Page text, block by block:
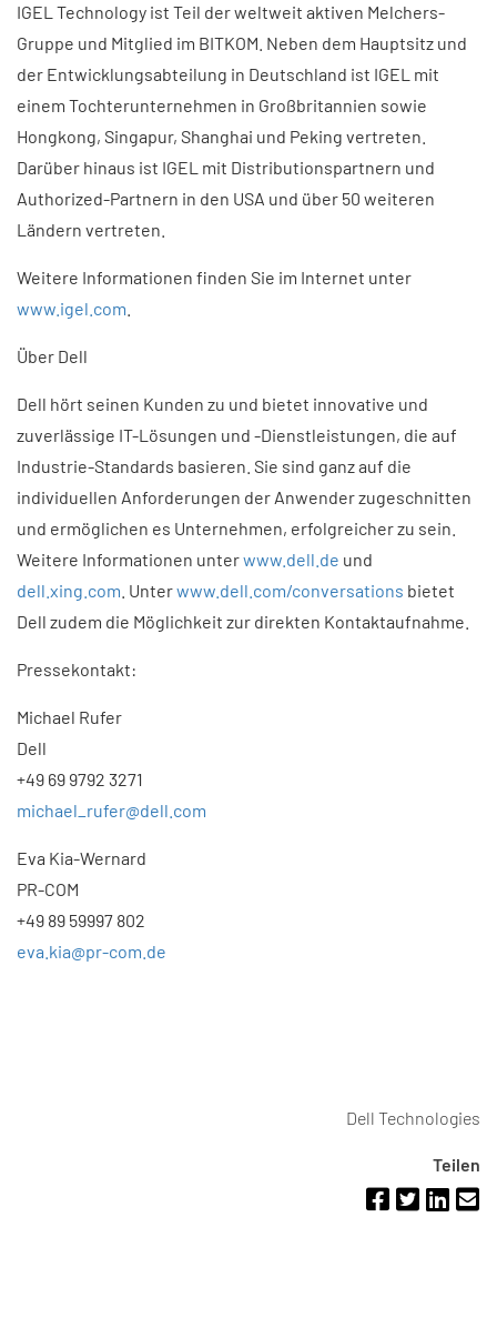
IGEL Technology ist Teil der weltweit aktiven Melchers-
Gruppe und Mitglied im BITKOM. Neben dem Hauptsitz und
der Entwicklungsabteilung in Deutschland ist IGEL mit
einem Tochterunternehmen in Großbritannien sowie
Hongkong, Singapur, Shanghai und Peking vertreten.
Darüber hinaus ist IGEL mit Distributionspartnern und
Authorized-Partnern in den USA und über 50 weiteren
Ländern vertreten.
Weitere Informationen finden Sie im Internet unter
www.igel.com
Über Dell
Dell hört seinen Kunden zu und bietet innovative und
zuverlässige IT-Lösungen und -Dienstleistungen, die auf
Industrie-Standards basieren. Sie sind ganz auf die
individuellen Anforderungen der Anwender zugeschnitten
und ermöglichen es Unternehmen, erfolgreicher zu sein.
Weitere Informationen unterwww.dell.de und
dell.xing.com . Unterwww.dell.com/conversations bietet
Dell zudem die Möglichkeit zur direkten Kontaktaufnahme.
Pressekontakt:
Michael Rufer
Dell
+49 69 9792 3271
michael_rufer@dell.com
Eva Kia-Wernard
PR-COM
+49 89 59997 802
eva.kia@pr-com.de
Dell Technologies
Teilen